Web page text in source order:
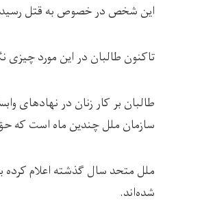
این شخص در خصوص به قتل
تاکنون طالبان در این مورد چیزی
طالبان بر کار زنان در نهادهای
سازمان ملل چندین ماه است که حق
ملل متحد سال گذشته اعلام کرده
شده‌اند.